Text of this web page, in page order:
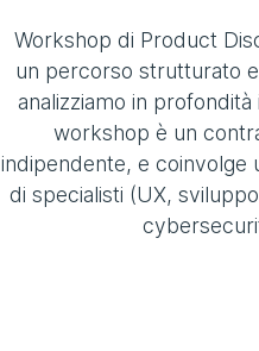
Workshop di Product
un percorso strutturato
analizziamo in
workshop è un
indipendente, e coinvolge
di specialisti (UX,